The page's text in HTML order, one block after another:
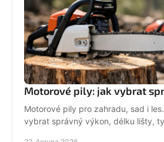
Motorové pily: jak vybrat
Motorové pily pro zahradu, sad i
vybrat správný výkon, délku lišty,